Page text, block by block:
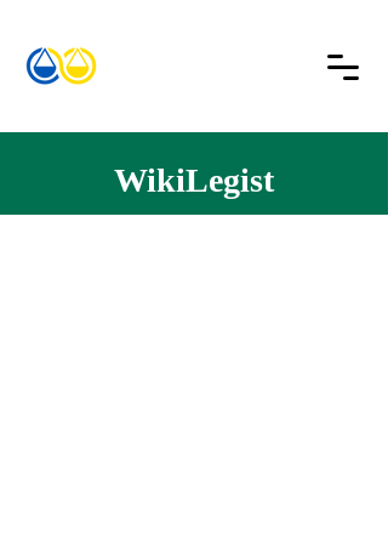
WikiLegist